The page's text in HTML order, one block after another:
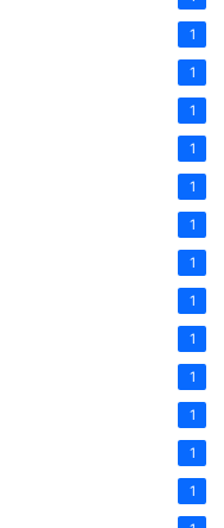
1
1
1
1
1
1
1
1
1
1
1
1
1